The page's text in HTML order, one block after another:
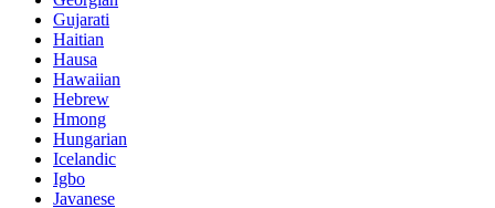
Gujarati
Haitian
Hausa
Hawaiian
Hebrew
Hmong
Hungarian
Icelandic
Igbo
Javanese